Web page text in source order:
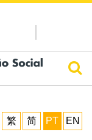
繁
简 PT EN